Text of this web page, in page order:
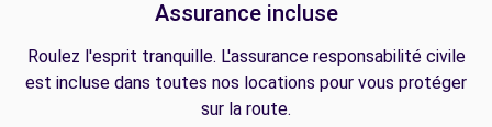
Assurance incluse
Roulez l'esprit tranquille. L'assurance responsabilité civile
est incluse dans toutes nos locations pour vous protéger
sur la route.